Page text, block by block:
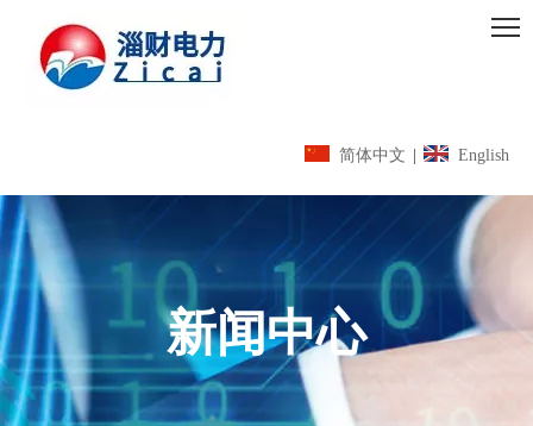
简体中文 English
新闻中心